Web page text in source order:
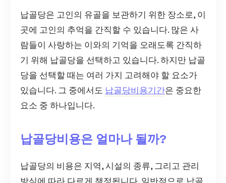
납골당은 고인의 유골을 보관하기 위한 장소로, 이
곳에 고인의 추억을 간직할 수 있습니다. 많은 사
람들이 사랑하는 이와의 기억을 오래도록 간직하
기 위해 납골당을 선택하고 있습니다. 하지만 납골
당을 선택할 때는 여러 가지 고려해야 할 요소가
있습니다. 그 중에서도 납골당비용기간은 중요한
요소 중 하나입니다.
납골당비용은 얼마나 될까?
납골당의 비용은 지역, 시설의 종류, 그리고 관리
방식에 따라 다르게 책정됩니다. 일반적으로 납골